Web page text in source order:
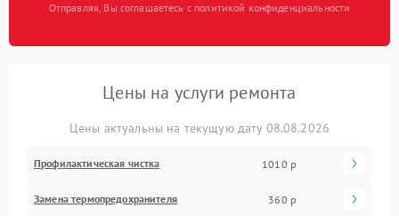
Отправляя, Вы соглашаетесь с политикой конфиденциальности
Цены на услуги ремонта
Цены актуальны на текущую дату 08.08.2026
Профилактическая чистка 1010 р
Замена термопредохранителя 360 р